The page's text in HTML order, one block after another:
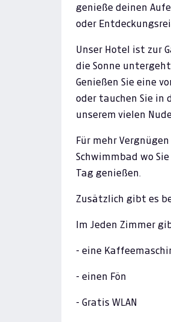
genieße deinen
oder
Unser Hotel ist zur
die Sonne
Genießen Sie eine
oder tauchen Sie in
unserem vielen
Für mehr
Schwimmbad wo
Tag genießen.
Zusätzlich gibt es
Im Jeden Zimmer
- eine
- einen Fön
- Gratis WLAN